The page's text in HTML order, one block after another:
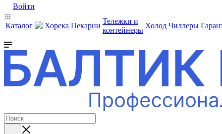
Войти
Каталог Хорека Пекарни
Тележки и
контейнеры
Холод Чиллеры